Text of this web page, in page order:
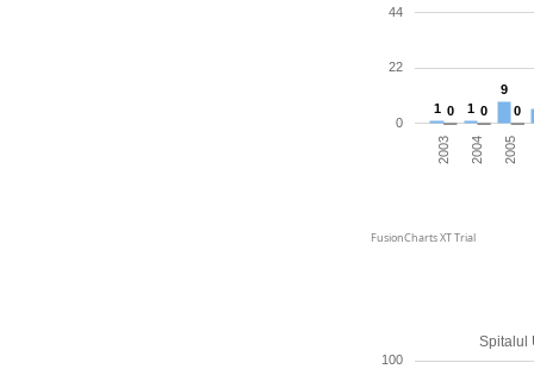
0
22
44
2003 2004 2005
1 1
9
0
0 0
FusionCharts XT Trial
100
Spitalul